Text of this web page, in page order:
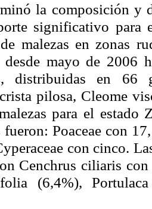
la composición y
significativo
malezas en zonas
desde mayo de 2006
distribuidas en
pilosa, Cleome
para el
fueron: Poaceae con
con cinco.
Cenchrus ciliaris
(6,4%),